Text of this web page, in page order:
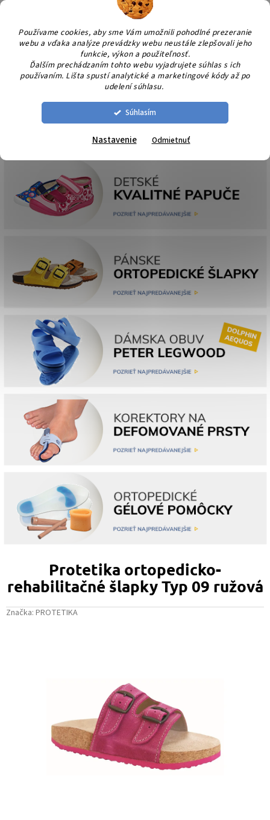
Používame cookies, aby sme Vám umožnili pohodlné prezeranie
webu a vďaka analýze prevádzky webu neustále zlepšovali jeho
funkcie, výkon a použiteľnosť.
Ďalším prechádzaním tohto webu vyjadrujete súhlas s ich
používaním. Lišta spustí analytické a marketingové kódy až po
udelení súhlasu.
Súhlasím
Nastavenie Odmietnuť
Prejsť
obsah
Protetika ortopedicko-
rehabilitačné šlapky Typ 09 ružová
Značka: PROTETIKA